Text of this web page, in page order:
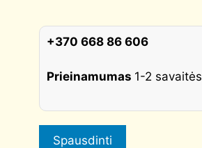
auksas
quantity
+370 668 86 606
Prieinamumas 1-2 savaitės
Spausdinti